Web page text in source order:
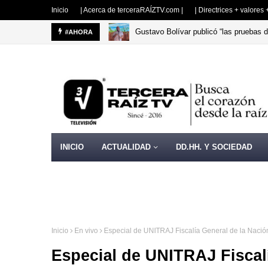
Inicio | Acerca de terceraRAÍZTV.com | | Directrices + valores
#AHORA Gustavo Bolívar publicó “las pruebas
INICIO ACTUALIDAD DD.HH. Y SOCIEDAD
Inicio En vivo Especial de UNITRAJ Fiscalía General de la
Especial de UNITRAJ